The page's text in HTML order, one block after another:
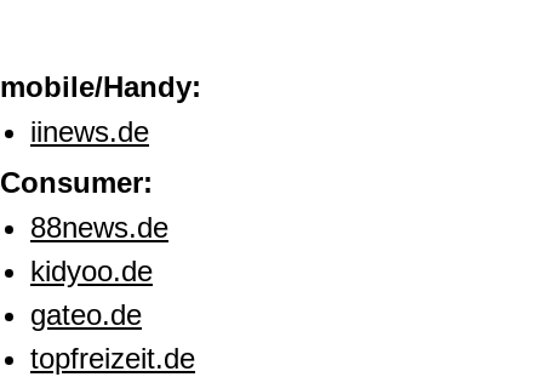
mobile/Handy:
iinews.de
Consumer:
88news.de
kidyoo.de
gateo.de
topfreizeit.de